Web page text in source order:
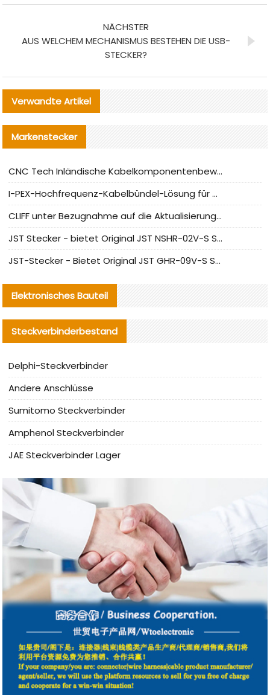
NÄCHSTER
AUS WELCHEM MECHANISMUS BESTEHEN DIE USB-
STECKER?
Verwandte Artikel
Markenstecker
CNC Tech Inländische Kabelkomponentenbewertung und Massenproduktionsanpassungsanleitung
I-PEX-Hochfrequenz-Kabelbündel-Lösung für die heimische Produktion analysiert
CLIFF unter Bezugnahme auf die Aktualisierung der chinesischen Stecker-Testnormen
JST Stecker - bietet Original JST NSHR-02V-S Stecker und Ersatzteile an
JST-Stecker - Bietet Original JST GHR-09V-S Stecker und Ersatzteile an
Elektronisches Bauteil
Steckverbinderbestand
Delphi-Steckverbinder
Andere Anschlüsse
Sumitomo Steckverbinder
Amphenol Steckverbinder
JAE Steckverbinder Lager